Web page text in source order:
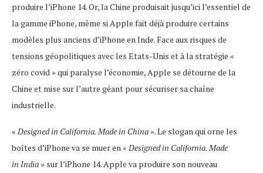
produire l’iPhone 14. Or, la Chine produisait jusqu’ici l’essentiel de
la gamme iPhone, même si Apple fait déjà produire certains
modèles plus anciens d’iPhone en Inde. Face aux risques de
tensions géopolitiques avec les Etats-Unis et à la stratégie «
zéro covid » qui paralyse l’économie, Apple se détourne de la
Chine et mise sur l’autre géant pour sécuriser sa chaîne
industrielle.
« Designed in California. Made in China ». Le slogan qui orne les
boîtes d’iPhone va se muer en « Designed in California. Made
in India » sur l’iPhone 14. Apple va produire son nouveau